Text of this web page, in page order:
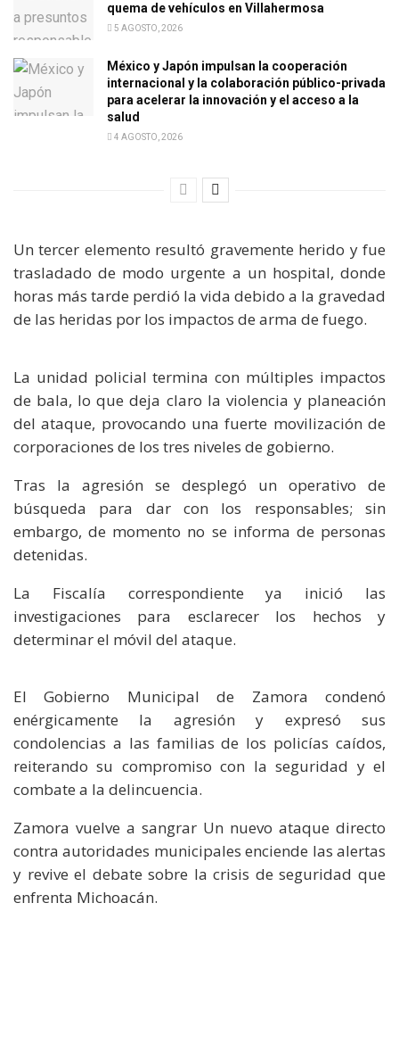
quema de vehículos en Villahermosa
5 AGOSTO, 2026
México y Japón impulsan la cooperación
internacional y la colaboración público-privada
para acelerar la innovación y el acceso a la
salud
4 AGOSTO, 2026
Un tercer elemento resultó gravemente herido y fue
trasladado de modo urgente a un hospital, donde
horas más tarde perdió la vida debido a la gravedad
de las heridas por los impactos de arma de fuego.
La unidad policial termina con múltiples impactos
de bala, lo que deja claro la violencia y planeación
del ataque, provocando una fuerte movilización de
corporaciones de los tres niveles de gobierno.
Tras la agresión se desplegó un operativo de
búsqueda para dar con los responsables; sin
embargo, de momento no se informa de personas
detenidas.
La Fiscalía correspondiente ya inició las
investigaciones para esclarecer los hechos y
determinar el móvil del ataque.
El Gobierno Municipal de Zamora condenó
enérgicamente la agresión y expresó sus
condolencias a las familias de los policías caídos,
reiterando su compromiso con la seguridad y el
combate a la delincuencia.
Zamora vuelve a sangrar Un nuevo ataque directo
contra autoridades municipales enciende las alertas
y revive el debate sobre la crisis de seguridad que
enfrenta Michoacán.